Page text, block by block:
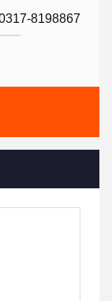
8198867